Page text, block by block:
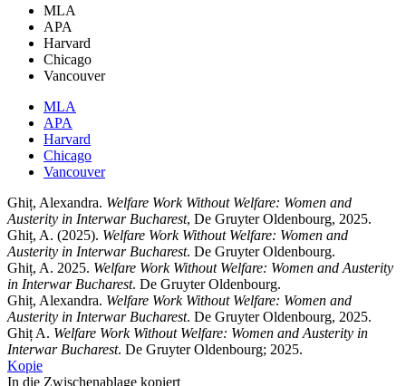
MLA
APA
Harvard
Chicago
Vancouver
MLA
APA
Harvard
Chicago
Vancouver
Ghiț, Alexandra. Welfare Work Without Welfare: Women and
Austerity in Interwar Bucharest, De Gruyter Oldenbourg, 2025.
Ghiț, A. (2025). Welfare Work Without Welfare: Women and
Austerity in Interwar Bucharest. De Gruyter Oldenbourg.
Ghiț, A. 2025. Welfare Work Without Welfare: Women and Austerity
in Interwar Bucharest. De Gruyter Oldenbourg.
Ghiț, Alexandra. Welfare Work Without Welfare: Women and
Austerity in Interwar Bucharest. De Gruyter Oldenbourg, 2025.
Ghiț A. Welfare Work Without Welfare: Women and Austerity in
Interwar Bucharest. De Gruyter Oldenbourg; 2025.
Kopie
In die Zwischenablage kopiert